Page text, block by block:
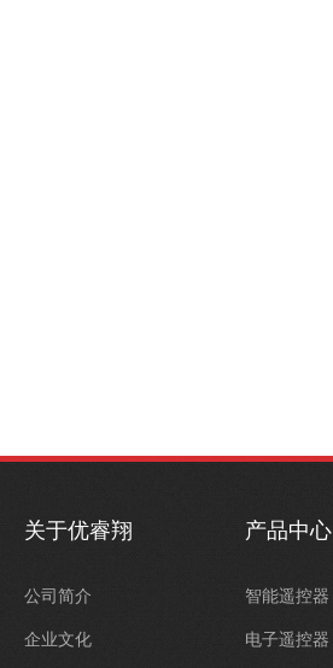
关于优睿翔
公司简介
企业文化
产品中心
智能遥控器
电子遥控器